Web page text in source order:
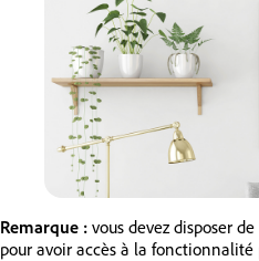
Remarque : vous devez disposer
pour avoir accès à la